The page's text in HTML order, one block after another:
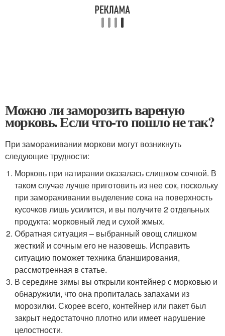
Можно ли заморозить вареную
морковь. Если что-то пошло не так?
При замораживании моркови могут возникнуть
следующие трудности:
Морковь при натирании оказалась слишком сочной. В
таком случае лучше приготовить из нее сок, поскольку
при замораживании выделение сока на поверхность
кусочков лишь усилится, и вы получите 2 отдельных
продукта: морковный лед и сухой жмых.
Обратная ситуация – выбранный овощ слишком
жесткий и сочным его не назовешь. Исправить
ситуацию поможет техника бланширования,
рассмотренная в статье.
В середине зимы вы открыли контейнер с морковью и
обнаружили, что она пропиталась запахами из
морозилки. Скорее всего, контейнер или пакет был
закрыт недостаточно плотно или имеет нарушение
целостности.